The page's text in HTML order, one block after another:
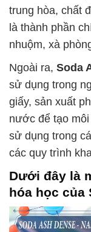
trung hòa, chất
là thành phần
nhuộm, xà
Ngoài ra, Soda
sử dụng trong
giấy, sản xuất
nước để tạo
sử dụng trong
các quy trình
Dưới đây là
hóa học của